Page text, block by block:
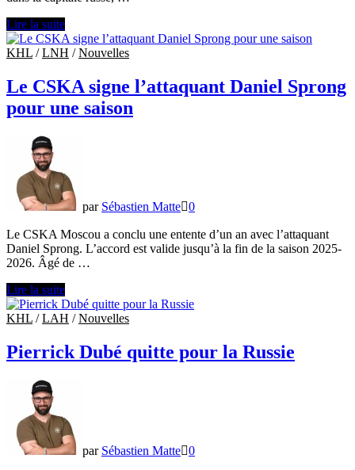
Maxime
Comtois
prolonge
le
Dynamo
de
Lire la suite
KHL /LNH /Nouvelles
Le CSKA signe l’attaquant Daniel Sprong
pour une saison
par Sébastien Matte 0
Le CSKA Moscou a conclu une entente d’un an avec l’attaquant
Daniel Sprong. L’accord est valide jusqu’à la fin de la saison 2025-
2026. Âgé de …
Le
CSKA
signe
Daniel
Sprong
saison
Lire la suite
KHL /LAH /Nouvelles
Pierrick Dubé quitte pour la Russie
par Sébastien Matte 0